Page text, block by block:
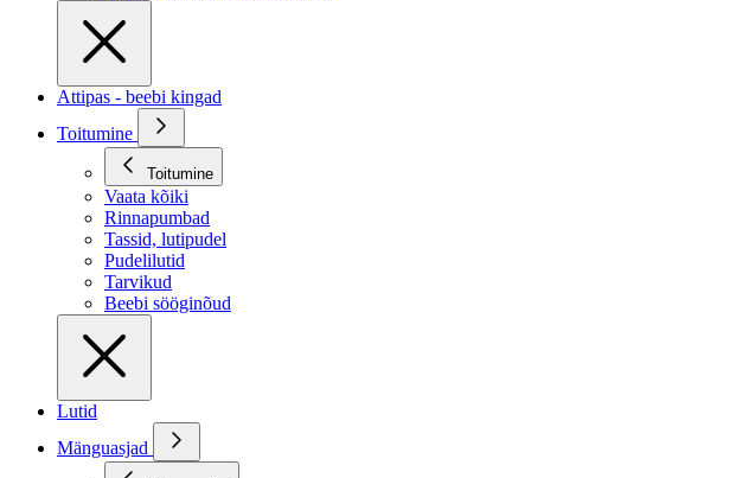
Attipas - beebi kingad
Toitumine
Toitumine
Vaata kõiki
Rinnapumbad
Tassid, lutipudel
Pudelilutid
Tarvikud
Beebi sööginõud
Lutid
Mänguasjad